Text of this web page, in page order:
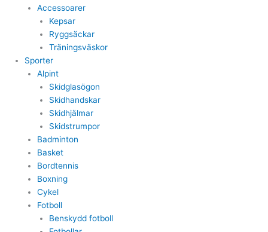
Accessoarer
Kepsar
Ryggsäckar
Träningsväskor
Sporter
Alpint
Skidglasögon
Skidhandskar
Skidhjälmar
Skidstrumpor
Badminton
Basket
Bordtennis
Boxning
Cykel
Fotboll
Benskydd fotboll